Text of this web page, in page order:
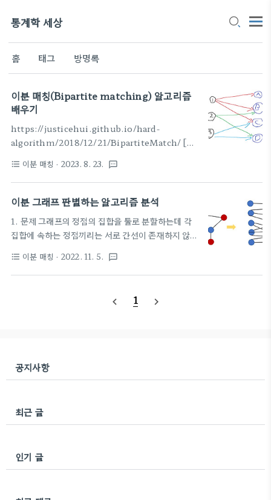
통계학 세상
홈 태그 방명록
이분 매칭(Bipartite matching) 알고리즘
배우기
https://justicehui.github.io/hard-
algorithm/2018/12/21/BipartiteMatch/ [그
글에서 Max-Flow를 구하는 방법에 대해 알아보았
고, 마지막 부분에서는 문제 하나를 풀어보았습니다.
icpc.me/11375 문제를 풀어보았고, 문제를 그래프
29. 이분 매칭(Bipartite Match.. : 네이버블로그
(naver.com) 29. 이분 매칭(Bipartite
Matching) 지난 번에 네트워크 플로우(Network
format_list_bulleted 이분 매칭 · 2023. 8. 23. textsms
이분 그래프 판별하는 알고리즘 분석
1. 문제 그래프의 정점의 집합을 둘로 분할하는데 각
집합에 속하는 정점끼리는 서로 간선이 존재하지 않도
그램을 작성해본다면? 2. DFS 알고리즘 무방향 그래
프라고 가정함 어떤 정점을 방문하면서 방문한 정점에
점이 방문하지 않은 정점이면 그룹 -1을 할당하고 방
래프가 아니다 3. 예를 들어서 생각해보기 다음과 같
은 그래프가 이분 그래프인지 생각해보자 임의의 정점
format_list_bulleted 이분 매칭 · 2022. 11. 5. textsms
navigate_before 1 navigate_next
공지사항
최근 글
인기 글